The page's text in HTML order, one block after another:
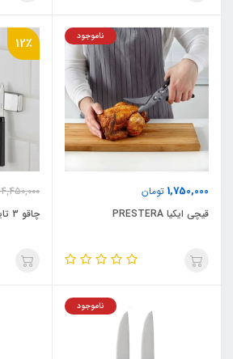
1,750,000 تومان
ناموجود
قیچی ایکیا PRESTERA
12٪
4,450,000
چاقو 3 تایی ایکیا FÖRSLAG
ناموجود